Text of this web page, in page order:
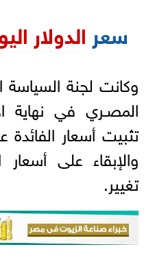
سعر الدولار
وكانت لجنة السياسة
المصـري في نهاية
تثبيت أسعار الفائدة
والإبقاء على
تغيير.